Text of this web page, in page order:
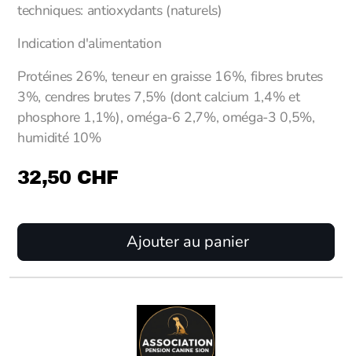
techniques: antioxydants (naturels)
Indication d'alimentation
Protéines 26%, teneur en graisse 16%, fibres brutes
3%, cendres brutes 7,5% (dont calcium 1,4% et
phosphore 1,1%), oméga-6 2,7%, oméga-3 0,5%,
humidité 10%
32,50 CHF
Ajouter au panier